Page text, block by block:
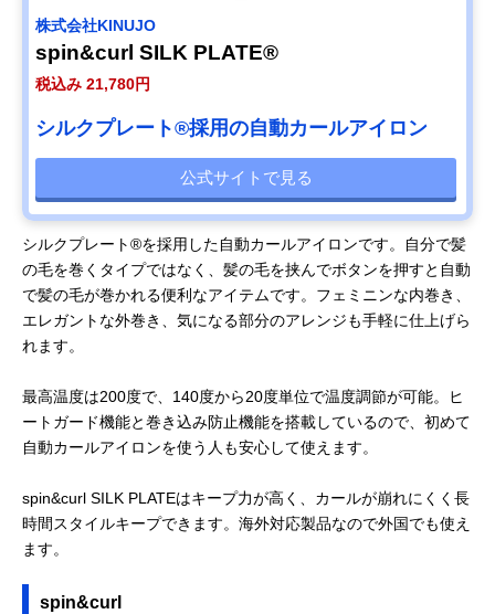
株式会社KINUJO
spin&curl SILK PLATE®
税込み 21,780円
シルクプレート®採用の自動カールアイロン
公式サイトで見る
シルクプレート®を採用した自動カールアイロンです。自分で髪
の毛を巻くタイプではなく、髪の毛を挟んでボタンを押すと自動
で髪の毛が巻かれる便利なアイテムです。フェミニンな内巻き、
エレガントな外巻き、気になる部分のアレンジも手軽に仕上げら
れます。
最高温度は200度で、140度から20度単位で温度調節が可能。ヒ
ートガード機能と巻き込み防止機能を搭載しているので、初めて
自動カールアイロンを使う人も安心して使えます。
spin&curl SILK PLATEはキープ力が高く、カールが崩れにくく長
時間スタイルキープできます。海外対応製品なので外国でも使え
ます。
spin&curl